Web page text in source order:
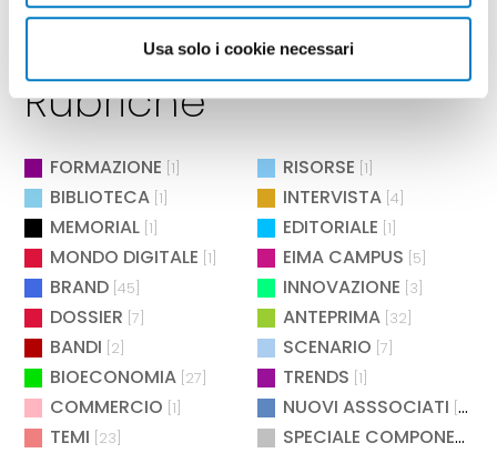
Usa solo i cookie necessari
Rubriche
FORMAZIONE [1] RISORSE [1]
BIBLIOTECA [1] INTERVISTA [4]
MEMORIAL [1] EDITORIALE [1]
MONDO DIGITALE [1] EIMA CAMPUS [5]
BRAND [45] INNOVAZIONE [3]
DOSSIER [7] ANTEPRIMA [32]
BANDI [2] SCENARIO [7]
BIOECONOMIA [27] TRENDS [1]
COMMERCIO [1] NUOVI ASSSOCIATI [15]
TEMI [23]
SPECIALE COMPONENTISTICA